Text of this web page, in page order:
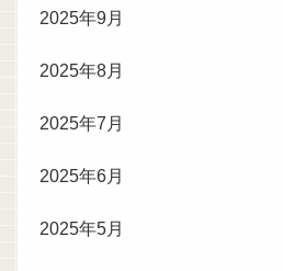
2025年9月
2025年8月
2025年7月
2025年6月
2025年5月